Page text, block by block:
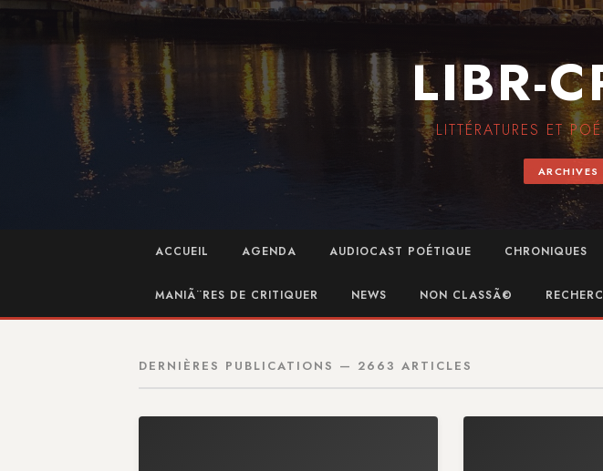
LIBR-
LITTÉRATURES ET
ACCUEIL AGENDA AUDIOCAST POÉTIQUE CHRONIQUES
MANIÃ¨RES DE CRITIQUER NEWS NON CLASSÃ©
DERNIÈRES PUBLICATIONS — 2663 ARTICLES